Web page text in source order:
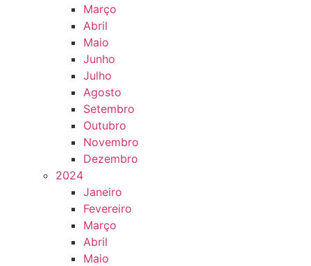
Março
Abril
Maio
Junho
Julho
Agosto
Setembro
Outubro
Novembro
Dezembro
2024
Janeiro
Fevereiro
Março
Abril
Maio